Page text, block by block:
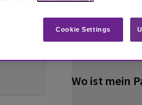
Wie kann ich
Wo ist mein
Cookie Settings